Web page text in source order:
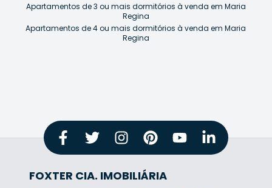
Apartamentos de 3 ou mais dormitórios à venda em Maria
Regina
Apartamentos de 4 ou mais dormitórios à venda em Maria
Regina
FOXTER CIA. IMOBILIÁRIA